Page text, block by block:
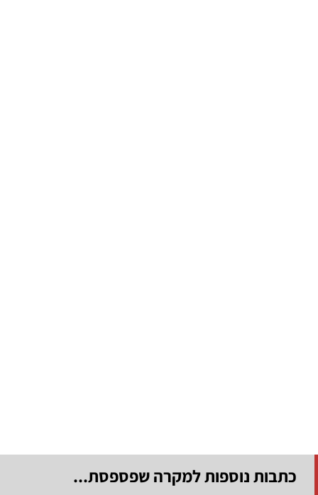
כתבות נוספות למקרה שפספסת...